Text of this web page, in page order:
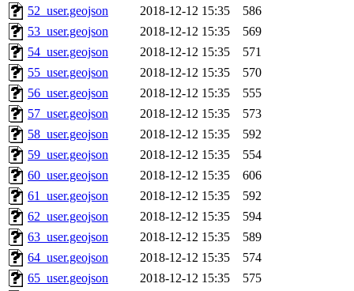
52_user.geojson
2018-12-12 15:35
586
53_user.geojson
2018-12-12 15:35
569
54_user.geojson
2018-12-12 15:35
571
55_user.geojson
2018-12-12 15:35
570
56_user.geojson
2018-12-12 15:35
555
57_user.geojson
2018-12-12 15:35
573
58_user.geojson
2018-12-12 15:35
592
59_user.geojson
2018-12-12 15:35
554
60_user.geojson
2018-12-12 15:35
606
61_user.geojson
2018-12-12 15:35
592
62_user.geojson
2018-12-12 15:35
594
63_user.geojson
2018-12-12 15:35
589
64_user.geojson
2018-12-12 15:35
574
65_user.geojson
2018-12-12 15:35
575